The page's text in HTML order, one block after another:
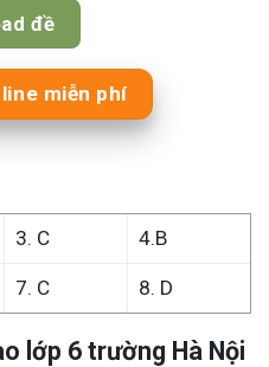
đề
miễn phí
3. C 4.B
7. C 8. D
lớp 6 trường Hà Nội